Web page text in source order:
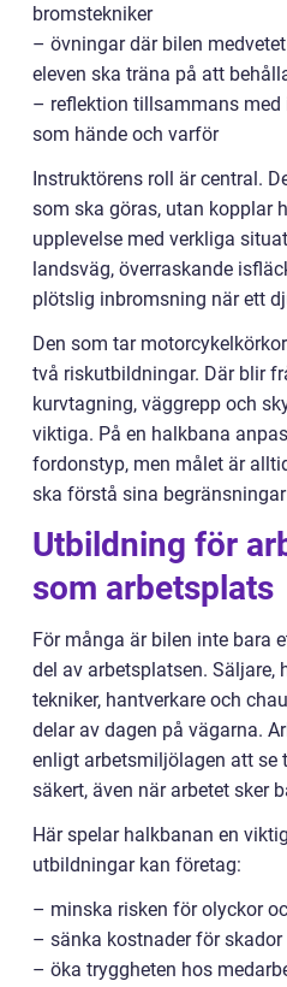
bromstekniker
– övningar där bilen
eleven ska träna på att
– reflektion tillsammans med
som hände och varför
Instruktörens roll är central.
som ska göras, utan kopplar
upplevelse med verkliga
landsväg, överraskande
plötslig inbromsning när ett
Den som tar
två riskutbildningar. Där blir
kurvtagning, väggrepp och
viktiga. På en halkbana
fordonstyp, men målet är
ska förstå sina
Utbildning för
som arbetsplats
För många är bilen inte bara
del av arbetsplatsen. Säljare,
tekniker, hantverkare och
delar av dagen på vägarna.
enligt arbetsmiljölagen att se
säkert, även när arbetet sker
Här spelar halkbanan en
utbildningar kan företag:
– minska risken för olyckor
– sänka kostnader för
– öka tryggheten hos